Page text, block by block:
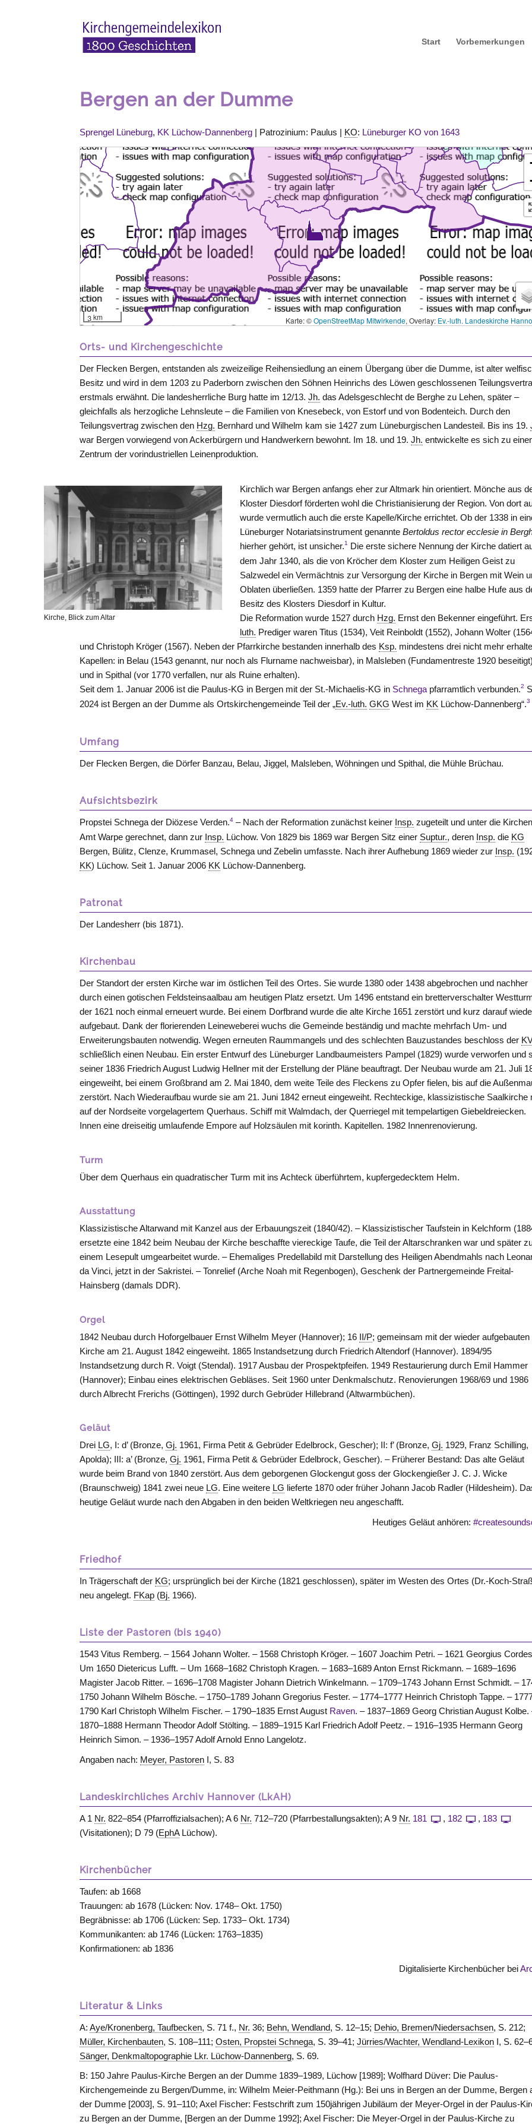
Start Vorbemerkungen
Bergen an der Dumme
Sprengel Lüneburg, KK Lüchow-Dannenberg | Patrozinium: Paulus | KO: Lüneburger KO von 1643
3 km Karte: ©OpenStreetMap Mitwirkende, Overlay: Ev.-luth. Landeskirche
Orts- und Kirchengeschichte
Der Flecken Bergen, entstanden als zweizeilige Reihensiedlung an einem Übergang über die Dumme, ist alter
Besitz und wird in dem 1203 zu Paderborn zwischen den Söhnen Heinrichs des Löwen geschlossenen
erstmals erwähnt. Die landesherrliche Burg hatte im 12/13.Jh. das Adelsgeschlecht de Berghe zu Lehen, später –
gleichfalls als herzogliche Lehnsleute – die Familien von Knesebeck, von Estorfund von Bodenteich. Durch den
Teilungsvertrag zwischen den Hzg. Bernhard und Wilhelm kam sie 1427 zum Lüneburgischen Landesteil. Bis ins 19.
war Bergen vorwiegend von Ackerbürgern und Handwerkern bewohnt. Im 18. und 19.Jh. entwickelte es sich zu
Zentrum der vorindustriellen Leinenproduktion.
Kirche, Blick zum Altar
Kirchlich war Bergen anfangs eher zur Altmark hin orientiert. Mönche aus
Kloster Diesdorfförderten wohl die Christianisierung der Region. Von dort
wurde vermutlich auch die erste Kapelle/Kirche errichtet. Ob der 1338 in
Lüneburger Notariatsinstrument genannteBertoldus rector ecclesie in
hierher gehört, ist unsicher.1 Die erste sichere Nennung der Kirche datiert
dem Jahr 1340, als die von Kröcher dem Kloster zum Heiligen Geist zu
Salzwedel ein Vermächtnis zur Versorgung der Kirche in Bergen mit Wein
Oblaten überließen. 1359 hatte der Pfarrer zu Bergen eine halbe Hufe aus
Besitz des Klosters Diesdorfin Kultur.
Die Reformation wurde 1527 durch Hzg. Ernst den Bekenner eingeführt.
luth. Prediger waren Titus (1534), Veit Reinboldt (1552), Johann Wolter
und Christoph Kröger (1567). Neben der Pfarrkirche bestanden innerhalb des Ksp. mindestens drei nicht mehr
Kapellen: in Belau (1543 genannt, nur noch als Flurname nachweisbar), in Malsleben (Fundamentreste 1920 beseitigt)
und in Spithal (vor 1770 verfallen, nur als Ruine erhalten).
Seit dem 1. Januar 2006 ist die Paulus-KG in Bergen mit der St.-Michaelis-KG in Schnega pfarramtlich verbunden.2
2024 ist Bergen an der Dumme als Ortskirchengemeinde Teil der „Ev.-luth. GKG West im KK Lüchow-Dannenberg“.3
Umfang
Der Flecken Bergen, die Dörfer Banzau, Belau, Jiggel, Malsleben, Wöhningen und Spithal, die Mühle Brüchau.
Aufsichtsbezirk
Propstei Schnega der Diözese Verden.4 – Nach der Reformation zunächst keiner Insp. zugeteilt und unter die
Amt Warpe gerechnet, dann zur Insp. Lüchow. Von 1829 bis 1869 war Bergen Sitz einer Suptur., deren Insp. die KG
Bergen, Bülitz, Clenze, Krummasel, Schnega und Zebelin umfasste. Nach ihrer Aufhebung 1869 wieder zur Insp.
KK) Lüchow. Seit 1. Januar 2006 KK Lüchow-Dannenberg.
Patronat
Der Landesherr (bis 1871).
Kirchenbau
Der Standort der ersten Kirche war im östlichen Teil des Ortes. Sie wurde 1380 oder 1438 abgebrochen und nachher
durch einen gotischen Feldsteinsaalbau am heutigen Platz ersetzt. Um 1496 entstand ein bretterverschalter
der 1621 noch einmal erneuert wurde. Bei einem Dorfbrand wurde die alte Kirche 1651 zerstört und kurz darauf
aufgebaut. Dank der florierenden Leineweberei wuchs die Gemeinde beständig und machte mehrfach Um- und
Erweiterungsbauten notwendig. Wegen erneuten Raummangels und des schlechten Bauzustandes beschloss der
schließlich einen Neubau. Ein erster Entwurf des Lüneburger Landbaumeisters Pampel (1829) wurde verworfen und
seiner 1836 Friedrich August Ludwig Hellner mit der Erstellung der Pläne beauftragt. Der Neubau wurde am 21. Juli
eingeweiht, bei einem Großbrand am 2. Mai 1840, dem weite Teile des Fleckens zu Opfer fielen, bis auf die
zerstört. Nach Wiederaufbau wurde sie am 21. Juni 1842 erneut eingeweiht. Rechteckige, klassizistische Saalkirche
auf der Nordseite vorgelagertem Querhaus. Schiff mit Walmdach, der Querriegel mit tempelartigen Giebeldreiecken.
Innen eine dreiseitig umlaufende Empore auf Holzsäulen mit korinth. Kapitellen. 1982 Innenrenovierung.
Turm
Über dem Querhaus ein quadratischer Turm mit ins Achteck überführtem, kupfergedecktem Helm.
Ausstattung
Klassizistische Altarwand mit Kanzel aus der Erbauungszeit (1840/42). – Klassizistischer Taufstein in Kelchform
ersetzte eine 1842 beim Neubau der Kirche beschaffte viereckige Taufe, die Teil der Altarschranken war und später
einem Lesepult umgearbeitet wurde. – Ehemaliges Predellabild mit Darstellung des Heiligen Abendmahls nach
da Vinci, jetzt in der Sakristei. – Tonrelief (Arche Noah mit Regenbogen), Geschenk der Partnergemeinde Freital-
Hainsberg (damals DDR).
Orgel
1842 Neubau durch Hoforgelbauer Ernst Wilhelm Meyer (Hannover); 16 II/P; gemeinsam mit der wieder aufgebauten
Kirche am 21. August 1842 eingeweiht. 1865 Instandsetzung durch FriedrichAltendorf(Hannover). 1894/95
Instandsetzung durch R. Voigt (Stendal). 1917 Ausbau der Prospektpfeifen. 1949 Restaurierung durch Emil Hammer
(Hannover); Einbau eines elektrischen Gebläses. Seit 1960 unter Denkmalschutz. Renovierungen 1968/69 und 1986
durch Albrecht Frerichs (Göttingen), 1992 durch Gebrüder Hillebrand (Altwarmbüchen).
Geläut
Drei LG, I: d’ (Bronze,Gj. 1961, Firma Petit & Gebrüder Edelbrock,Gescher); II: f’ (Bronze,Gj. 1929, Franz Schilling,
Apolda); III: a’ (Bronze,Gj. 1961, Firma Petit & Gebrüder Edelbrock,Gescher). – Früherer Bestand: Das alte Geläut
wurde beim Brand von 1840 zerstört. Aus dem geborgenen Glockengut goss der Glockengießer J. C. J. Wicke
(Braunschweig) 1841 zwei neue LG. Eine weitere LG lieferte 1870 oder früher Johann Jacob Radler (Hildesheim).
heutige Geläut wurde nach den Abgaben in den beiden Weltkriegen neu angeschafft.
Heutiges Geläut anhören:
Friedhof
In Trägerschaft der KG; ursprünglich bei der Kirche (1821 geschlossen), später imWesten des Ortes (Dr.-Koch-
neu angelegt. FKap (Bj. 1966).
Liste der Pastoren (bis 1940)
1543 Vitus Remberg. – 1564 Johann Wolter. – 1568 Christoph Kröger. – 1607 Joachim Petri. – 1621 Georgius
Um 1650 Dietericus Lufft. – Um 1668–1682 Christoph Kragen. – 1683–1689 Anton Ernst Rickmann. – 1689–1696
Magister Jacob Ritter. – 1696–1708 Magister Johann Dietrich Winkelmann. – 1709–1743 Johann Ernst Schmidt. –
1750 Johann Wilhelm Bösche. – 1750–1789 Johann Gregorius Fester. – 1774–1777 Heinrich Christoph Tappe. –
1790 Karl Christoph Wilhelm Fischer. – 1790–1835 Ernst August Raven. – 1837–1869 Georg Christian August Kolbe.
1870–1888 Hermann Theodor Adolf Stölting. – 1889–1915 Karl Friedrich Adolf Peetz. – 1916–1935 Hermann Georg
Heinrich Simon. – 1936–1957 Adolf Arnold Enno Langelotz.
Angaben nach: Meyer, Pastoren I, S. 83
Landeskirchliches Archiv Hannover (LkAH)
A 1 Nr. 822–854 (Pfarroffizialsachen); A 6 Nr. 712–720 (Pfarrbestallungsakten); A 9 Nr. 181 , 182 , 183
(Visitationen); D 79 (EphALüchow).
Kirchenbücher
Taufen: ab 1668
Trauungen: ab 1678 (Lücken: Nov. 1748– Okt. 1750)
Begräbnisse: ab 1706 (Lücken: Sep. 1733– Okt. 1734)
Kommunikanten: ab 1746 (Lücken: 1763–1835)
Konfirmationen: ab 1836
Digitalisierte Kirchenbücher bei
Literatur & Links
A:Aye/Kronenberg, Taufbecken, S. 71 f., Nr. 36; Behn, Wendland, S. 12–15; Dehio, Bremen/Niedersachsen, S. 212;
Müller, Kirchenbauten, S. 108–111;Osten, Propstei Schnega, S. 39–41;Jürries/Wachter, Wendland-Lexikon I, S.
Sänger, Denkmaltopographie Lkr. Lüchow-Dannenberg, S. 69.
B: 150 Jahre Paulus-Kirche Bergen an der Dumme 1839–1989, Lüchow [1989]; Wolfhard Düver: Die Paulus-
Kirchengemeinde zu Bergen/Dumme, in: Wilhelm Meier-Peithmann (Hg.): Bei uns in Bergen an der Dumme, Bergen
der Dumme [2003], S. 91–110; Axel Fischer: Festschrift zum 150jährigen Jubiläum der Meyer-Orgel in der Paulus-
zu Bergen an der Dumme, [Bergen an der Dumme 1992]; Axel Fischer: Die Meyer-Orgel in der Paulus-Kirche zu